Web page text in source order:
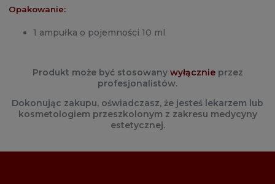
Opakowanie:
1 ampułka o pojemności 10 ml
Produkt może być stosowany wyłącznie przez
profesjonalistów.
Dokonując zakupu, oświadczasz, że jesteś lekarzem lub
kosmetologiem przeszkolonym z zakresu medycyny
estetycznej.